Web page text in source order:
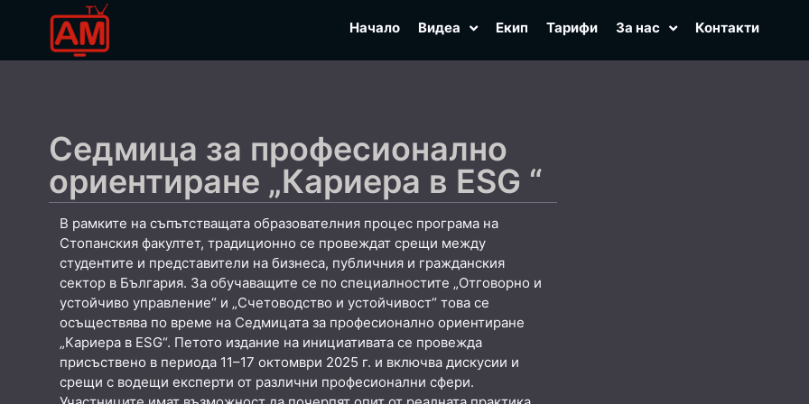
Начало Видеа Екип Тарифи За нас Контакти
Седмица за професионално
ориентиране „Кариера в ESG “
В рамките на съпътстващата образователния процес програма на
Стопанския факултет, традиционно се провеждат срещи между
студентите и представители на бизнеса, публичния и гражданския
сектор в България. За обучаващите се по специалностите „Отговорно и
устойчиво управление“ и „Счетоводство и устойчивост“ това се
осъществява по време на Седмицата за професионално ориентиране
„Кариера в ESG“. Петото издание на инициативата се провежда
присъствено в периода 11–17 октомври 2025 г. и включва дискусии и
срещи с водещи експерти от различни професионални сфери.